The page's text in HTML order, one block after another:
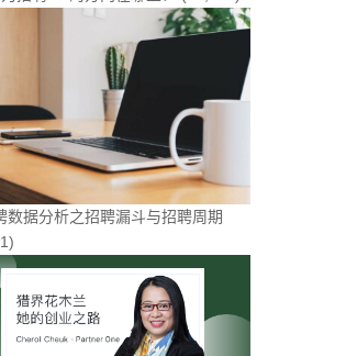
数据分析之招聘漏斗与招聘周期